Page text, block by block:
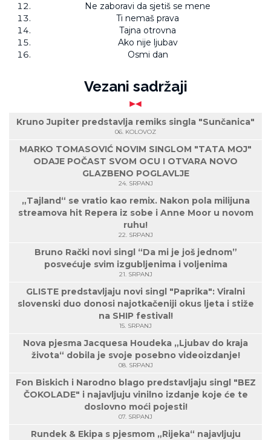
Ne zaboravi da sjetiš se mene
Ti nemaš prava
Tajna otrovna
Ako nije ljubav
Osmi dan
Vezani sadržaji
Kruno Jupiter predstavlja remiks singla "Sunčanica"
06. KOLOVOZ
MARKO TOMASOVIĆ NOVIM SINGLOM "TATA MOJ"
ODAJE POČAST SVOM OCU I OTVARA NOVO
GLAZBENO POGLAVLJE
24. SRPANJ
„Tajland“ se vratio kao remix. Nakon pola milijuna
streamova hit Repera iz sobe i Anne Moor u novom
ruhu!
22. SRPANJ
Bruno Rački novi singl “Da mi je još jednom”
posvećuje svim izgubljenima i voljenima
21. SRPANJ
GLISTE predstavljaju novi singl "Paprika": Viralni
slovenski duo donosi najotkačeniji okus ljeta i stiže
na SHIP festival!
15. SRPANJ
Nova pjesma Jacquesa Houdeka „Ljubav do kraja
života“ dobila je svoje posebno videoizdanje!
08. SRPANJ
Fon Biskich i Narodno blago predstavljaju singl "BEZ
ČOKOLADE" i najavljuju vinilno izdanje koje će te
doslovno moći pojesti!
07. SRPANJ
Rundek & Ekipa s pjesmom „Rijeka“ najavljuju